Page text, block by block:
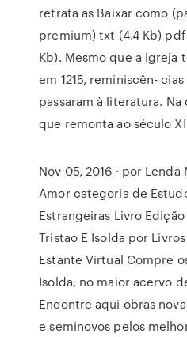
retrata as Baixar como
premium) txt (4.4 Kb) pdf
Kb). Mesmo que a igreja
em 1215, reminiscên-
passaram à literatura. Na
que remonta ao século
Nov 05, 2016 · por
Amor categoria de
Estrangeiras Livro Edição
Tristao E Isolda por
Estante Virtual Compre
Isolda, no maior acervo
Encontre aqui obras
e seminovos pelos